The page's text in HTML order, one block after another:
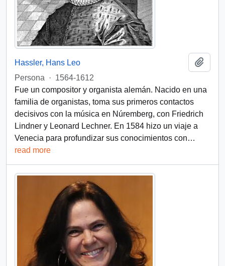
Hassler, Hans Leo
Persona
· 1564-1612
Fue un compositor y organista alemán. Nacido en una
familia de organistas, toma sus primeros contactos
decisivos con la música en Núremberg, con Friedrich
Lindner y Leonard Lechner. En 1584 hizo un viaje a
Venecia para profundizar sus conocimientos con…
read more